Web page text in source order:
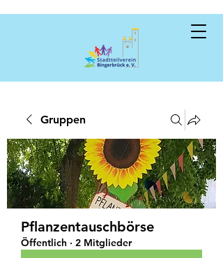
Gruppen
Pflanzentauschbörse
Öffentlich · 2 Mitglieder